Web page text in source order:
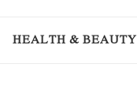
HEALTH & BEAUTY